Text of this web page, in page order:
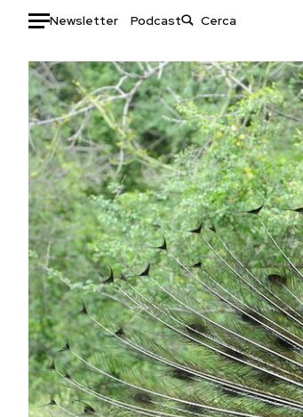
Newsletter Podcast
Auto
HOME
Italia
Mondo
Politica
Tecnologia
Internet
Scienza
Cultura
Economia
Sport
Moda
Libri
Consumismi
Storie/Idee
Ok Boomer!
Media
Europa
Altrecose
Mondiali